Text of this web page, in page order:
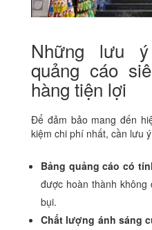
Những lưu
quảng cáo
hàng tiện lợi
Để đảm bảo mang đến
kiệm chi phí nhất, cần lưu
Bảng quảng cáo có
được hoàn thành
bụi.
Chất lượng ánh sáng